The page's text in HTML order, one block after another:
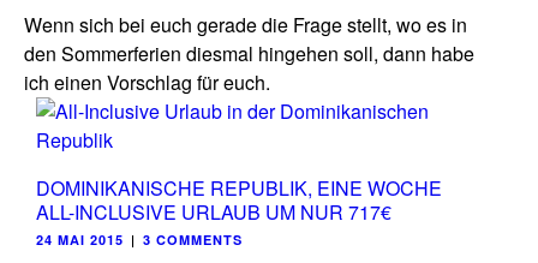
Wenn sich bei euch gerade die Frage stellt, wo es in
den Sommerferien diesmal hingehen soll, dann habe
ich einen Vorschlag für euch.
DOMINIKANISCHE REPUBLIK, EINE WOCHE
ALL-INCLUSIVE URLAUB UM NUR 717€
24 MAI 2015 | 3 COMMENTS